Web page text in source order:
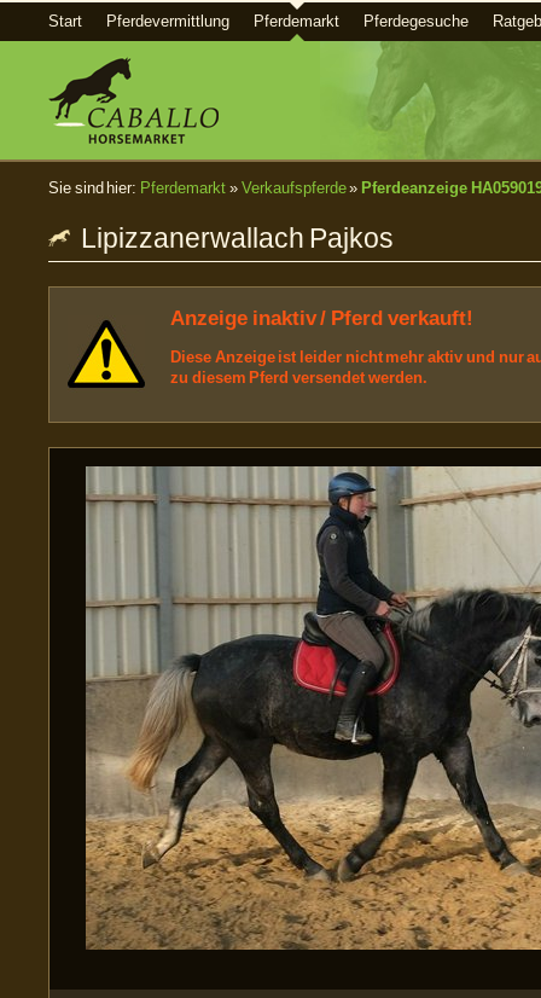
Start Pferdevermittlung Pferdemarkt Pferdegesuche
Sie sind hier: Pferdemarkt » Verkaufspferde» Pferdeanzeige
Lipizzanerwallach Pajkos
Anzeige inaktiv / Pferd verkauft!
Diese Anzeige ist leider nicht mehr aktiv und nur
zu diesem Pferd versendet werden.